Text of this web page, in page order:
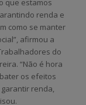
que estamos
renda e
como se manter
afirmou a
do
“Não é hora
os efeitos
renda,